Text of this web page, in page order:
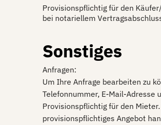
Provisionspflichtig für den
bei notariellem
Sonstiges
Anfragen:
Um Ihre Anfrage bearbeiten zu
Telefonnummer, E-Mail-Adresse
Provisionspflichtig für den
provisionspflichtiges Angebot